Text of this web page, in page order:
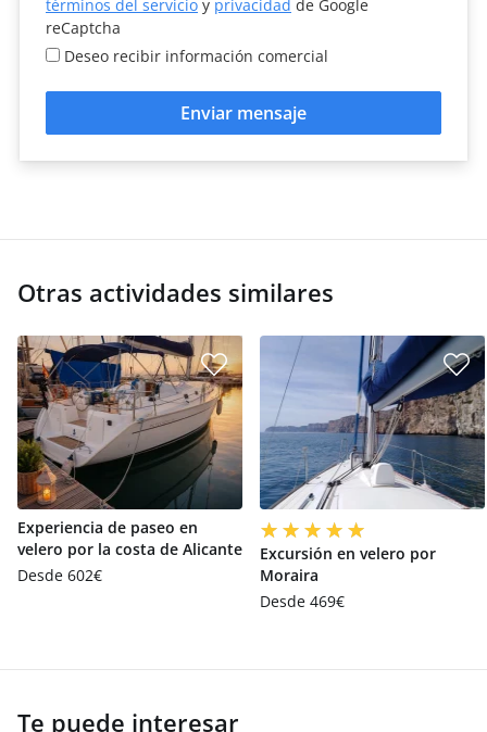
términos del servicio y privacidad de Google
reCaptcha
Deseo recibir información comercial
Enviar mensaje
Otras actividades similares
Experiencia de paseo en
velero por la costa de Alicante
Desde 602€
Excursión en velero por
Moraira
Desde 469€
Te puede interesar